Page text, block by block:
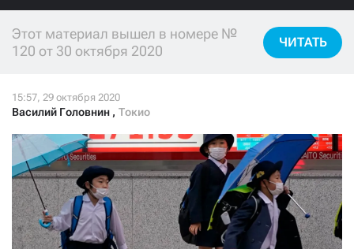
Этот материал вышел в номере №
120 от 30 октября 2020
ЧИТАТЬ
Василий Головнин , Токио
500 300
Нажимая кнопку «Стать соучастником»,
я принимаю условия и подтверждаю свое гражданство РФ
ПОДЕЛИТЬСЯ С ДРУЗЬЯМИ
Если у вас есть вопросы, пишите donate@novayagazeta.ruили
звоните:
+7 (929) 612-03-68